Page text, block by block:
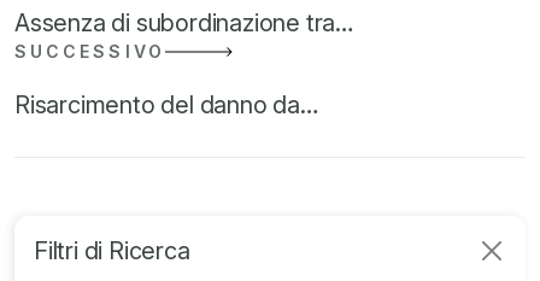
Assenza di subordinazione tra…
SUCCESSIVO
Risarcimento del danno da…
Filtri di Ricerca